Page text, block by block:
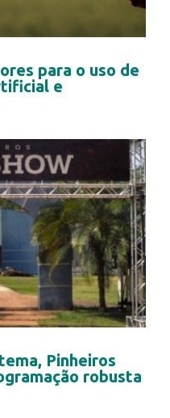
para o uso de
e
Pinheiros
robusta